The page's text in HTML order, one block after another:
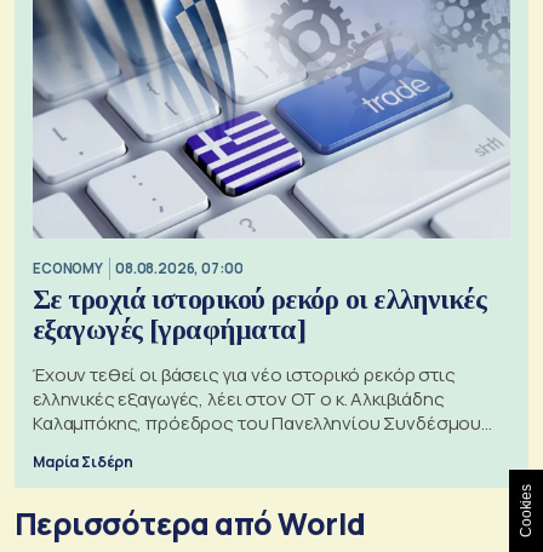
ECONOMY 08.08.2026, 07:00
Σε τροχιά ιστορικού ρεκόρ οι ελληνικές
εξαγωγές [γραφήματα]
Έχουν τεθεί οι βάσεις για νέο ιστορικό ρεκόρ στις
ελληνικές εξαγωγές, λέει στον ΟΤ ο κ. Αλκιβιάδης
Καλαμπόκης, πρόεδρος του Πανελληνίου Συνδέσμου
Εξαγωγέων
Μαρία Σιδέρη
Περισσότερα από World Cookies